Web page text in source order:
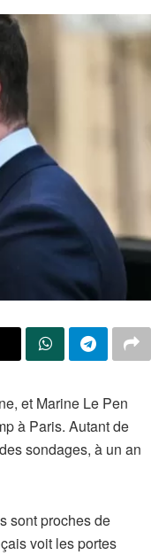
et Marine Le Pen
à Paris. Autant de
sondages, à un an
sont proches de
voit les portes